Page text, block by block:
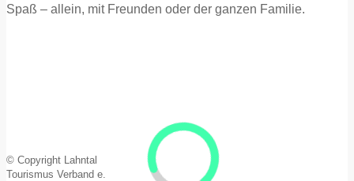
Spaß – allein, mit Freunden oder der ganzen Familie.
© Copyright Lahntal
Tourismus Verband e.